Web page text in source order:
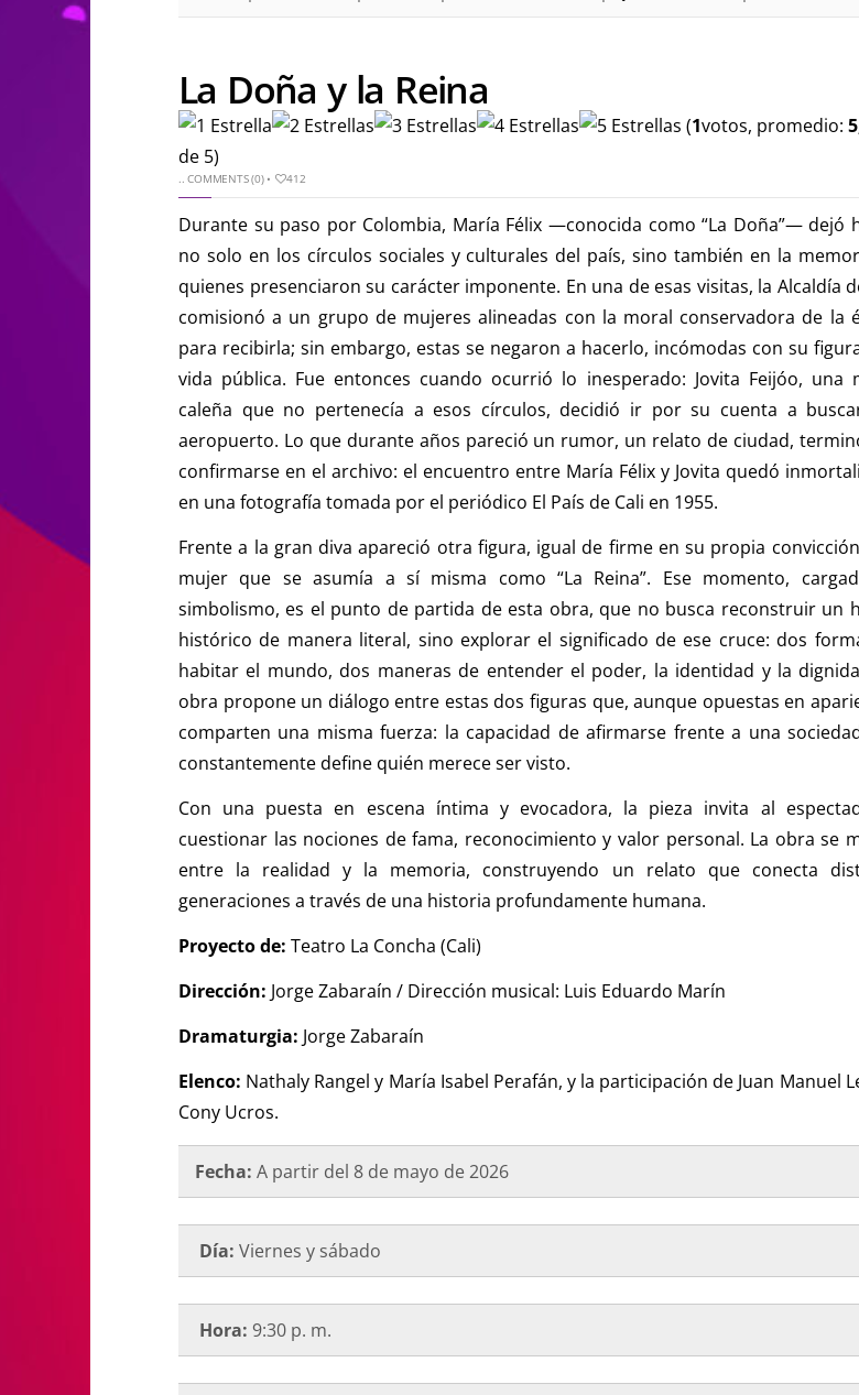
La Doña y la Reina
(1votos, promedio:
de 5)
..COMMENTS (0)• 412
Durante su paso por Colombia, María Félix —conocida como “La Doña”— dejó
no solo en los círculos sociales y culturales del país, sino también en la
quienes presenciaron su carácter imponente. En una de esas visitas, la Alcaldía
comisionó a un grupo de mujeres alineadas con la moral conservadora de la
para recibirla; sin embargo, estas se negaron a hacerlo, incómodas con su
vida pública. Fue entonces cuando ocurrió lo inesperado: Jovita Feijóo, una
caleña que no pertenecía a esos círculos, decidió ir por su cuenta a
aeropuerto. Lo que durante años pareció un rumor, un relato de ciudad,
confirmarse en el archivo: el encuentro entre María Félix y Jovita quedó
en una fotografía tomada por el periódico El País de Cali en 1955.
Frente a la gran diva apareció otra figura, igual de firme en su propia
mujer que se asumía a sí misma como “La Reina”. Ese momento,
simbolismo, es el punto de partida de esta obra, que no busca reconstruir un
histórico de manera literal, sino explorar el significado de ese cruce: dos
habitar el mundo, dos maneras de entender el poder, la identidad y la
obra propone un diálogo entre estas dos figuras que, aunque opuestas en
comparten una misma fuerza: la capacidad de afirmarse frente a una
constantemente define quién merece ser visto.
Con una puesta en escena íntima y evocadora, la pieza invita al
cuestionar las nociones de fama, reconocimiento y valor personal. La obra se
entre la realidad y la memoria, construyendo un relato que conecta
generaciones a través de una historia profundamente humana.
Proyecto de: Teatro La Concha (Cali)
Dirección: Jorge Zabaraín / Dirección musical: Luis Eduardo Marín
Dramaturgia: Jorge Zabaraín
Elenco: Nathaly Rangel y María Isabel Perafán, y la participación de Juan Manuel
Cony Ucros.
Fecha: A partir del 8 de mayo de 2026
Día: Viernes y sábado
Hora: 9:30 p. m.